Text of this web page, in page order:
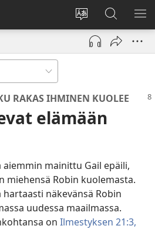
Vaihda
sivuston
kieli
Kirjaudu
(avaa
uuden
ikkunan)
Hae
JW.ORG-
sivustolta
RAKAS IHMINEN KUOLEE
elämään
aiemmin mainittu Gail epäili,
miehensä Robin kuolemasta.
näkevänsä Robin
uudessa maailmassa.
on Ilmestyksen 21:3,